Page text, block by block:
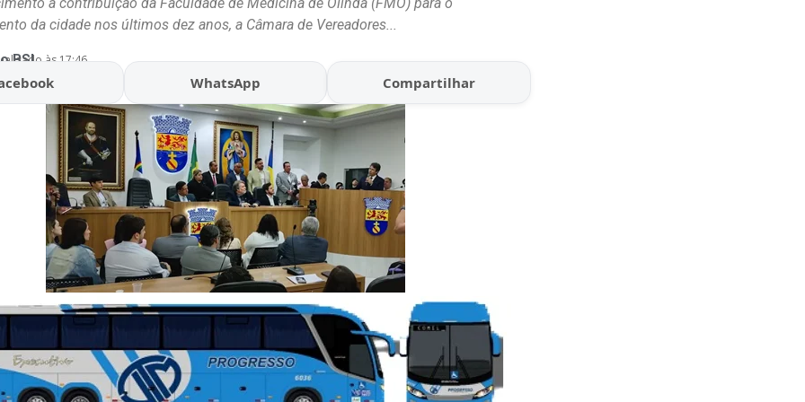
da cidade nos últimos dez anos, a Câmara de Vereadores...
BSL às 17:46
WhatsApp Compartilhar